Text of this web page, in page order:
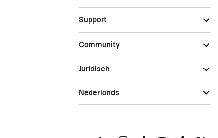
Support
Community
Juridisch
Nederlands